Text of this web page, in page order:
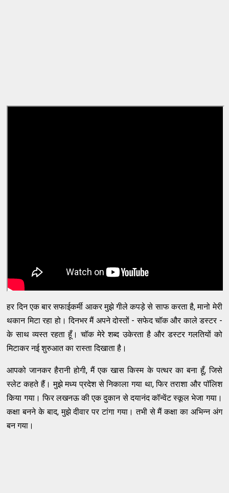
हर दिन एक बार सफाईकर्मी आकर मुझे गीले कपड़े से साफ करता है, मानो मेरी
थकान मिटा रहा हो। दिनभर मैं अपने दोस्तों - सफेद चॉक और काले डस्टर -
के साथ व्यस्त रहता हूँ। चॉक मेरे शब्द उकेरता है और डस्टर गलतियों को
मिटाकर नई शुरुआत का रास्ता दिखाता है।
आपको जानकर हैरानी होगी, मैं एक खास किस्म के पत्थर का बना हूँ, जिसे
स्लेट कहते हैं। मुझे मध्य प्रदेश से निकाला गया था, फिर तराशा और पॉलिश
किया गया। फिर लखनऊ की एक दुकान से दयानंद कॉन्वेंट स्कूल भेजा गया।
कक्षा बनने के बाद, मुझे दीवार पर टांगा गया। तभी से मैं कक्षा का अभिन्न अंग
बन गया।